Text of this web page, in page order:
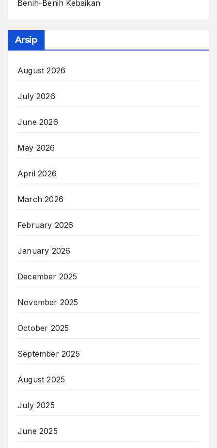
Benih-Benih Kebaikan
Arsip
August 2026
July 2026
June 2026
May 2026
April 2026
March 2026
February 2026
January 2026
December 2025
November 2025
October 2025
September 2025
August 2025
July 2025
June 2025